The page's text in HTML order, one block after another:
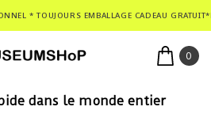
* TOUJOURS EMBALLAGE CADEAU
0
dans le monde entier